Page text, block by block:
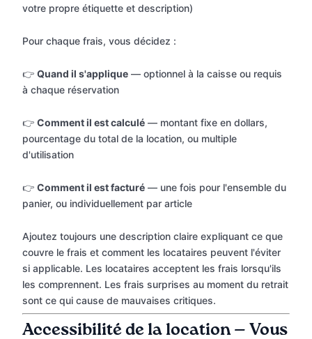
votre propre étiquette et description)
Pour chaque frais, vous décidez :
👉 Quand il s'applique — optionnel à la caisse ou requis
à chaque réservation
👉 Comment il est calculé — montant fixe en dollars,
pourcentage du total de la location, ou multiple
d'utilisation
👉 Comment il est facturé — une fois pour l'ensemble du
panier, ou individuellement par article
Ajoutez toujours une description claire expliquant ce que
couvre le frais et comment les locataires peuvent l'éviter
si applicable. Les locataires acceptent les frais lorsqu'ils
les comprennent. Les frais surprises au moment du retrait
sont ce qui cause de mauvaises critiques.
Accessibilité de la location — Vous